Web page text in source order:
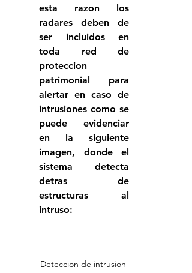
esta razon los
radares deben de
ser incluidos en
toda red de
proteccion
patrimonial para
alertar en caso de
intrusiones como se
puede evidenciar
en la siguiente
imagen, donde el
sistema detecta
detras de
estructuras al
intruso:
Deteccion de intrusion